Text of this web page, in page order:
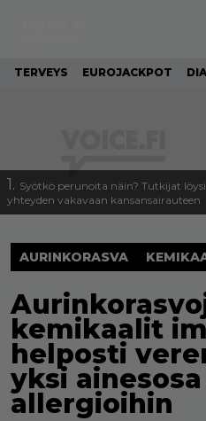
TERVEYS EUROJACKPOT
1. Syötkö perunoita näin? Tutkijat
yhteyden vakavaan kansansairauteen
AURINKORASVA
kemikaalit
helposti
yksi
allergioihin